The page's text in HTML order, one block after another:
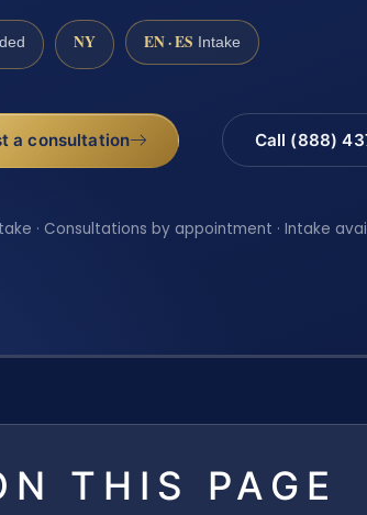
NY EN · ES Intake
a consultation Call (888)
· Consultations by appointment · Intake
THIS PAGE